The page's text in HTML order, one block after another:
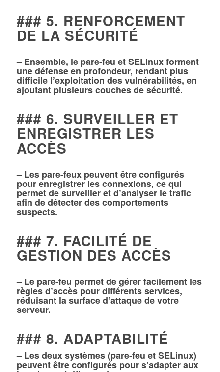
### 5. RENFORCEMENT
DE LA SÉCURITÉ
– Ensemble, le pare-feu et SELinux forment
une défense en profondeur, rendant plus
difficile l’exploitation des vulnérabilités, en
ajoutant plusieurs couches de sécurité.
### 6. SURVEILLER ET
ENREGISTRER LES
ACCÈS
– Les pare-feux peuvent être configurés
pour enregistrer les connexions, ce qui
permet de surveiller et d’analyser le trafic
afin de détecter des comportements
suspects.
### 7. FACILITÉ DE
GESTION DES ACCÈS
– Le pare-feu permet de gérer facilement les
règles d’accès pour différents services,
réduisant la surface d’attaque de votre
serveur.
### 8. ADAPTABILITÉ
– Les deux systèmes (pare-feu et SELinux)
peuvent être configurés pour s’adapter aux